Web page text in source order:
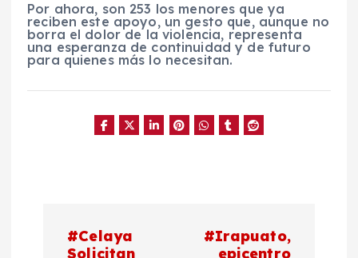
Por ahora, son 253 los menores que ya
reciben este apoyo, un gesto que, aunque no
borra el dolor de la violencia, representa
una esperanza de continuidad y de futuro
para quienes más lo necesitan.
#Celaya
Solicitan
#Irapuato,
epicentro